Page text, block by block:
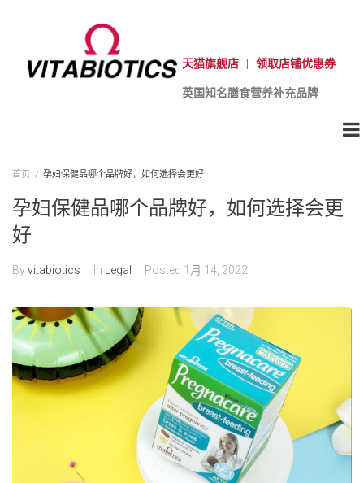
天猫旗舰店 领取店铺优惠券
英国知名膳食营养补充品牌
首页 / 孕妇保健品哪个品牌好，如何选择会更好
孕妇保健品哪个品牌好，如何选择会更
好
Byvitabiotics In Legal Posted 1月 14, 2022